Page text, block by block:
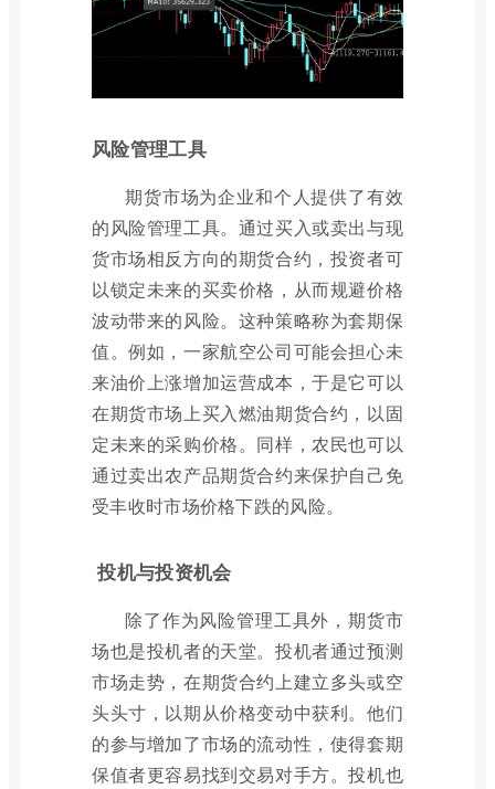
风险管理工具
期货市场为企业和个人提供了有效
的风险管理工具。通过买入或卖出与现
货市场相反方向的期货合约，投资者可
以锁定未来的买卖价格，从而规避价格
波动带来的风险。这种策略称为套期保
值。例如，一家航空公司可能会担心未
来油价上涨增加运营成本，于是它可以
在期货市场上买入燃油期货合约，以固
定未来的采购价格。同样，农民也可以
通过卖出农产品期货合约来保护自己免
受丰收时市场价格下跌的风险。
投机与投资机会
除了作为风险管理工具外，期货市
场也是投机者的天堂。投机者通过预测
市场走势，在期货合约上建立多头或空
头头寸，以期从价格变动中获利。他们
的参与增加了市场的流动性，使得套期
保值者更容易找到交易对手方。投机也